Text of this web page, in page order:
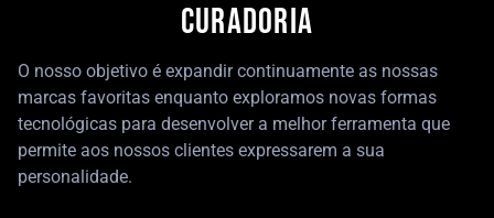
CURADORIA
O nosso objetivo é expandir continuamente as nossas
marcas favoritas enquanto exploramos novas formas
tecnológicas para desenvolver a melhor ferramenta que
permite aos nossos clientes expressarem a sua
personalidade.